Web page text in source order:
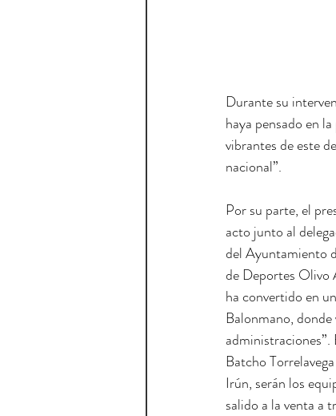
Durante su
haya pensado en
vibrantes de este
nacional”.
Por su parte, el
acto junto al
del Ayuntamiento
de Deportes Olivo
ha convertido en
Balonmano,
Batcho
Irún, serán los
salido a la venta a